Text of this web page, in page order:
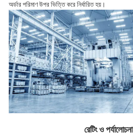
অর্ডার পরিমাণ উপর ভিত্তি করে নির্ধারিত হয়।
রেটিং ও পর্যালোচনা